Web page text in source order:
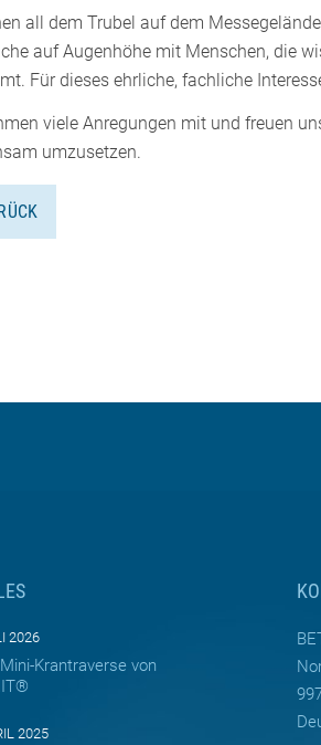
all dem Trubel auf dem
auf Augenhöhe mit Menschen, die
Für dieses ehrliche, fachliche
viele Anregungen mit und freuen
umzusetzen.
2026
Krantraverse von
2025